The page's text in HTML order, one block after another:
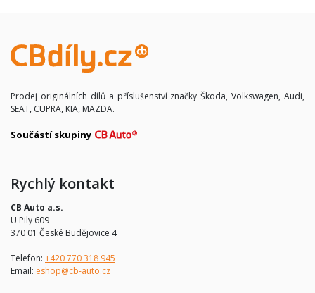
Prodej originálních dílů a příslušenství značky Škoda, Volkswagen, Audi,
SEAT, CUPRA, KIA, MAZDA.
Součástí skupiny
Rychlý kontakt
CB Auto a.s.
U Pily 609
370 01 České Budějovice 4
Telefon: +420 770 318 945
Email: eshop@cb-auto.cz